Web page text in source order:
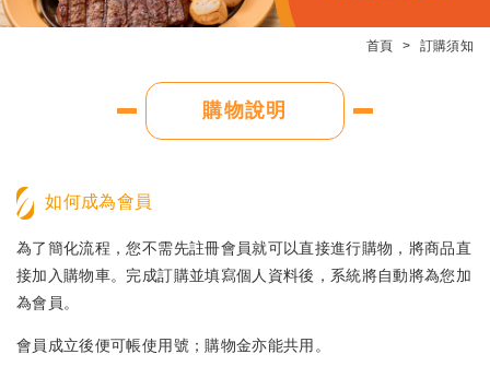
首頁 訂購須知
購物說明
如何成為會員
為了簡化流程，您不需先註冊會員就可以直接進行購物，將商品直
接加入購物車。完成訂購並填寫個人資料後，系統將自動將為您加
為會員。
會員成立後便可帳使用號；購物金亦能共用。
追蹤清單